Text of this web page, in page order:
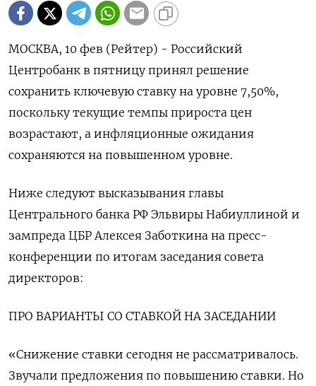
МОСКВА, 10 фев (Рейтер) - Российский
Центробанк в пятницу принял решение
сохранить ключевую ставку на уровне 7,50%,
поскольку текущие темпы прироста цен
возрастают, а инфляционные ожидания
сохраняются на повышенном уровне.
Ниже следуют высказывания главы
Центрального банка РФ Эльвиры Набиуллиной и
зампреда ЦБР Алексея Заботкина на пресс-
конференции по итогам заседания совета
директоров:
ПРО ВАРИАНТЫ СО СТАВКОЙ НА ЗАСЕДАНИИ
«Снижение ставки сегодня не рассматривалось.
Звучали предложения по повышению ставки. Но